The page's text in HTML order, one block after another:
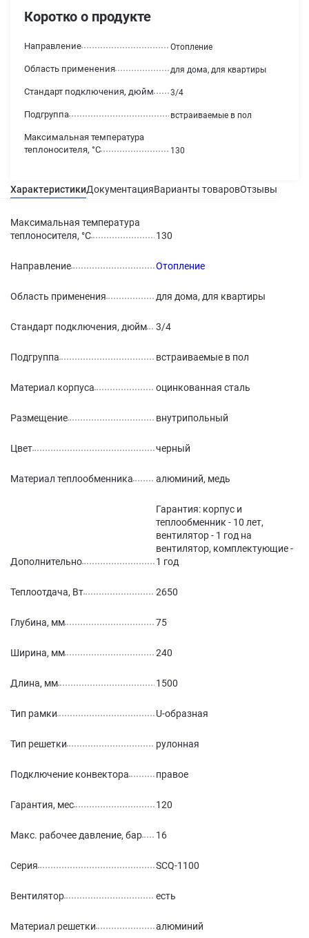
Коротко о продукте
Максимальная температура
теплоносителя, °С
130
Направление Отопление
Область применения для дома, для квартиры
Стандарт подключения, дюйм 3/4
Подгруппа встраиваемые в пол
ХарактеристикиДокументацияВарианты товаровОтзывы
Максимальная температура
теплоносителя, °С
130
Направление Отопление
Область применения для дома, для квартиры
Стандарт подключения, дюйм 3/4
Подгруппа встраиваемые в пол
Материал корпуса оцинкованная сталь
Размещение внутрипольный
Цвет черный
Материал теплообменника алюминий, медь
Дополнительно
Гарантия: корпус и
теплообменник - 10 лет,
вентилятор - 1 год на
вентилятор, комплектующие -
1 год
Теплоотдача, Вт 2650
Глубина, мм 75
Ширина, мм 240
Длина, мм 1500
Тип рамки U-образная
Тип решетки рулонная
Подключение конвектора правое
Гарантия, мес 120
Макс. рабочее давление, бар 16
Серия SCQ-1100
Вентилятор есть
Материал решетки алюминий